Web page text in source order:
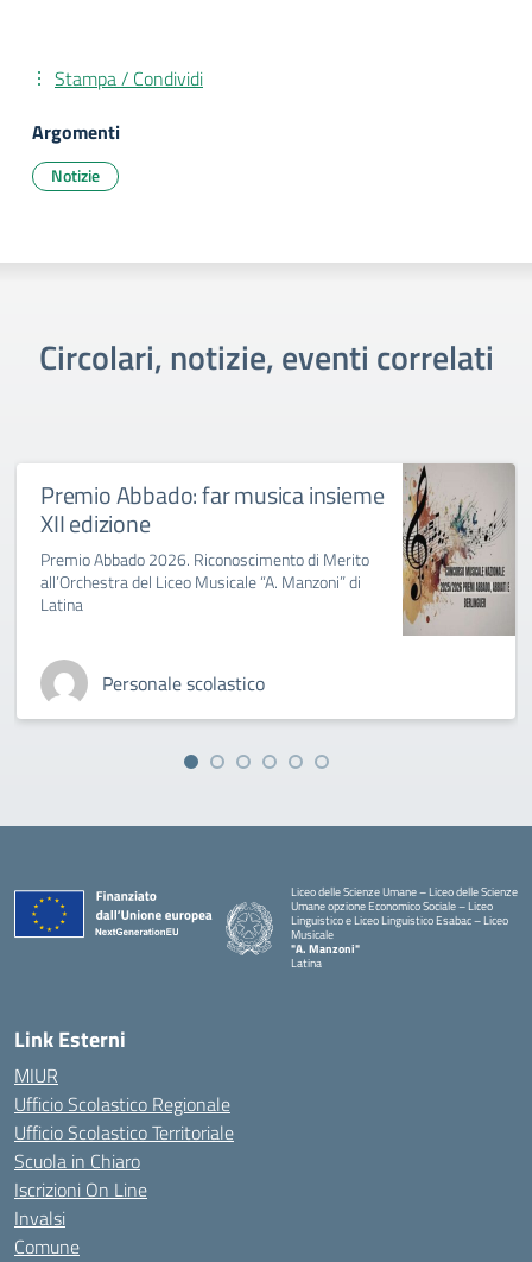
Stampa / Condividi
Argomenti
Notizie
Circolari, notizie, eventi correlati
Premio Abbado: far musica insieme
XII edizione
Premio Abbado 2026. Riconoscimento di Merito
all’Orchestra del Liceo Musicale “A. Manzoni” di
Latina
Personale scolastico
Liceo delle Scienze Umane – Liceo delle Scienze
Umane opzione Economico Sociale – Liceo
Linguistico e Liceo Linguistico Esabac – Liceo
Musicale
"A. Manzoni"
Latina
Link Esterni
MIUR
Ufficio Scolastico Regionale
Ufficio Scolastico Territoriale
Scuola in Chiaro
Iscrizioni On Line
Invalsi
Comune